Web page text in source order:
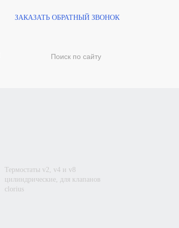
ЗАКАЗАТЬ ОБРАТНЫЙ ЗВОНОК
термостаты v2, v4и v8
цилиндрические, для клапанов
clorius